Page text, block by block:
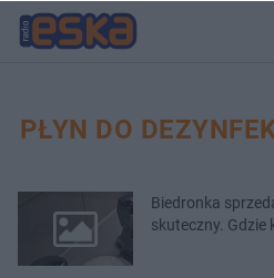
PŁYN DO
Biedronka
skuteczny. Gdzie